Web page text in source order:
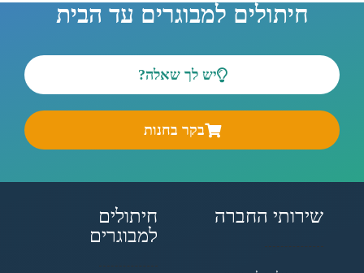
חיתולים למבוגרים עד הבית
יש לך שאלה?
בקר בחנות
שירותי החברה
חיתולים
למבוגרים